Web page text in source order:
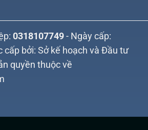
0318107749 - Ngày cấp:
cấp bởi: Sở kế hoạch và Đầu tư
quyền thuộc về